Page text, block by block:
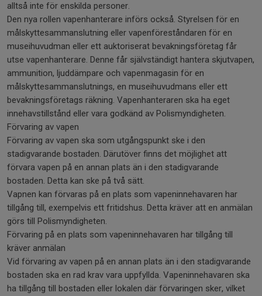
alltså inte för enskilda personer.
Den nya rollen vapenhanterare införs också. Styrelsen för en
målskyttesammanslutning eller vapenföreståndaren för en
museihuvudman eller ett auktoriserat bevakningsföretag får
utse vapenhanterare. Denne får självständigt hantera skjutvapen,
ammunition, ljuddämpare och vapenmagasin för en
målskyttesammanslutnings, en museihuvudmans eller ett
bevakningsföretags räkning. Vapenhanteraren ska ha eget
innehavstillstånd eller vara godkänd av Polismyndigheten.
Förvaring av vapen
Förvaring av vapen ska som utgångspunkt ske i den
stadigvarande bostaden. Därutöver finns det möjlighet att
förvara vapen på en annan plats än i den stadigvarande
bostaden. Detta kan ske på två sätt.
Vapnen kan förvaras på en plats som vapeninnehavaren har
tillgång till, exempelvis ett fritidshus. Detta kräver att en anmälan
görs till Polismyndigheten.
Förvaring på en plats som vapeninnehavaren har tillgång till
kräver anmälan
Vid förvaring av vapen på en annan plats än i den stadigvarande
bostaden ska en rad krav vara uppfyllda. Vapeninnehavaren ska
ha tillgång till bostaden eller lokalen där förvaringen sker, vilket